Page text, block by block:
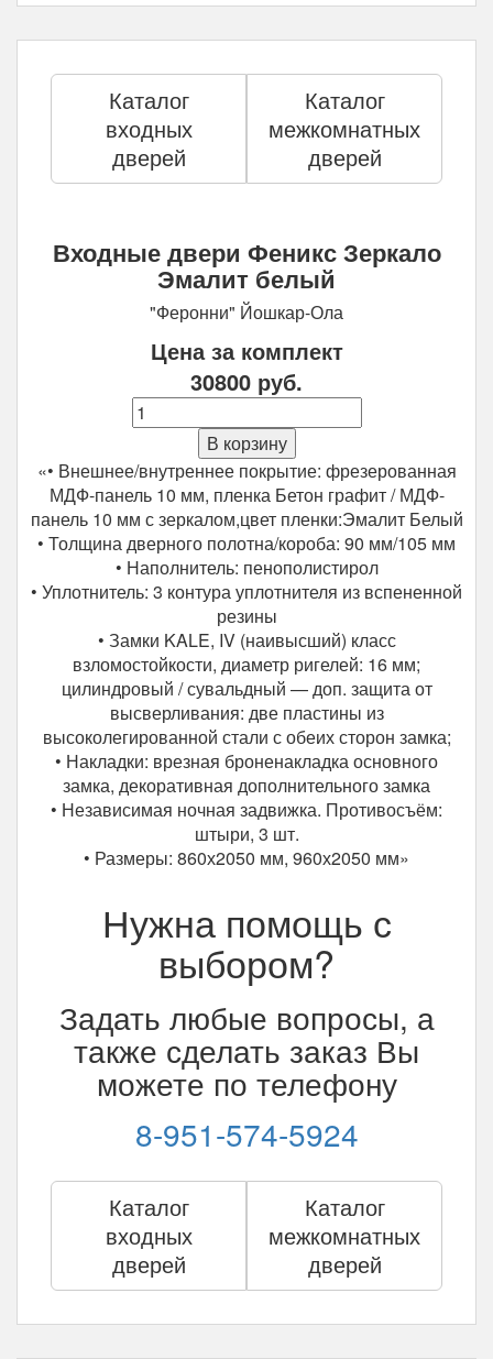
Каталог
входных
дверей
Каталог
межкомнатных
дверей
Входные двери Феникс Зеркало
Эмалит белый
"Феронни" Йошкар-Ола
Цена за комплект
30800 руб.
Количество
Входные
Феникс
Зеркало
Эмалит
белый
В корзину
«• Внешнее/внутреннее покрытие: фрезерованная
МДФ-панель 10 мм, пленка Бетон графит / МДФ-
панель 10 мм с зеркалом,цвет пленки:Эмалит Белый
• Толщина дверного полотна/короба: 90 мм/105 мм
• Наполнитель: пенополистирол
• Уплотнитель: 3 контура уплотнителя из вспененной
резины
• Замки KALE, IV (наивысший) класс
взломостойкости, диаметр ригелей: 16 мм;
цилиндровый / сувальдный — доп. защита от
высверливания: две пластины из
высоколегированной стали с обеих сторон замка;
• Накладки: врезная броненакладка основного
замка, декоративная дополнительного замка
• Независимая ночная задвижка. Противосъём:
штыри, 3 шт.
• Размеры: 860х2050 мм, 960х2050 мм»
Нужна помощь с
выбором?
Задать любые вопросы, а
также сделать заказ Вы
можете по телефону
8-951-574-5924
Каталог
входных
дверей
Каталог
межкомнатных
дверей